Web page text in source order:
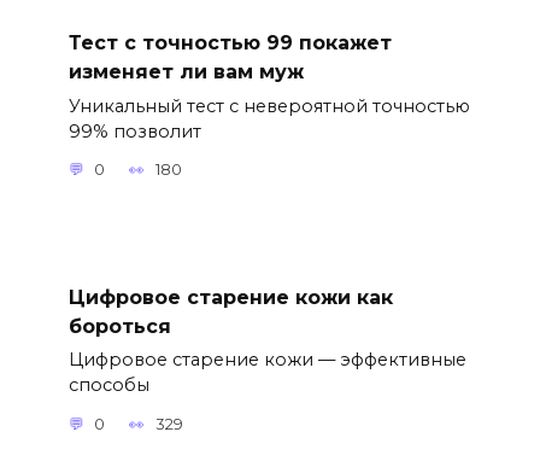
Тест с точностью 99 покажет
изменяет ли вам муж
Уникальный тест с невероятной точностью
99% позволит
0 180
Цифровое старение кожи как
бороться
Цифровое старение кожи — эффективные
способы
0 329